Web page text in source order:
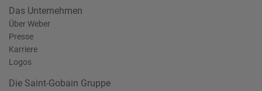
Das Unternehmen
Über Weber
Presse
Karriere
Logos
Die Saint-Gobain Gruppe